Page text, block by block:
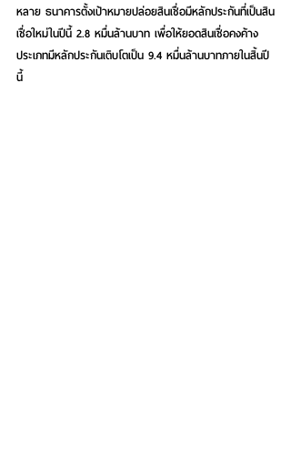
หลาย ธนาคารตั้งเป้าหมายปล่อยสินเชื่อมีหลักประกันที่เป็นสิน
เชื่อใหม่ในปีนี้ 2.8 หมื่นล้านบาท เพื่อให้ยอดสินเชื่อคงค้าง
ประเภทมีหลักประกันเติบโตเป็น 9.4 หมื่นล้านบาทภายในสิ้นปี
นี้